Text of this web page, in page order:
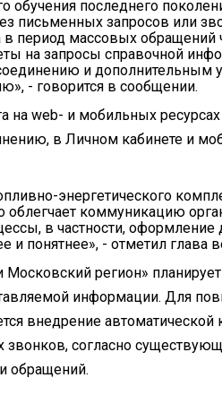
обучения последнего
письменных запросов или
период массовых обращений
на запросы справочной
и дополнительным
- говорится в сообщении.
на web- и мобильных
в Личном кабинете и
энергетического
облегчает коммуникацию
в частности, оформление
и понятнее», - отметил глава
регион»
информации. Для
внедрение
согласно
обращений.